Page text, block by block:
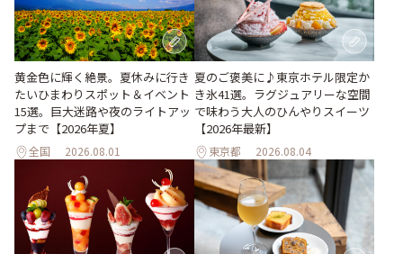
黄金色に輝く絶景。夏休みに行き
たいひまわりスポット＆イベント
15選。巨大迷路や夜のライトアッ
プまで【2026年夏】
全国 2026.08.01
夏のご褒美に♪東京ホテル限定か
き氷41選。ラグジュアリーな空間
で味わう大人のひんやりスイーツ
【2026年最新】
東京都 2026.08.04